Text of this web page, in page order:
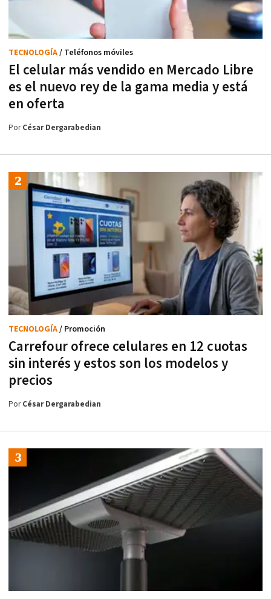
El celular más vendido en Mercado Libre
es el nuevo rey de la gama media y está
en oferta
TECNOLOGÍA/ Teléfonos móviles
PorCésar Dergarabedian
Carrefour ofrece celulares en 12 cuotas
sin interés y estos son los modelos y
precios
TECNOLOGÍA/ Promoción
PorCésar Dergarabedian